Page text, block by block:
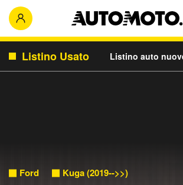
Listino Usato Listino auto
Ford Kuga (2019-->>)